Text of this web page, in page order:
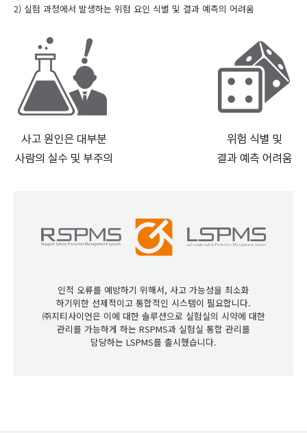
2) 실험 과정에서 발생하는 위험 요인 식별 및 결과 예측의 어려움
인적 오류를 예방하기 위해서, 사고 가능성을 최소화
하기위한 선제적이고 통합적인 시스템이 필요합니다.
㈜지티사이언은 이에 대한 솔루션으로 실험실의 시약에 대한
관리를 가능하게 하는 RSPMS과 실험실 통합 관리를
담당하는 LSPMS를 출시했습니다.